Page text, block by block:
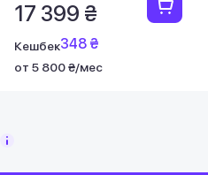
17 399 ₴
Кешбек348 ₴
от 5 800 ₴/мес